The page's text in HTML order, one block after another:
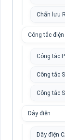
Chấn lưu
Công tắc điện
Công tắc
Công tắc
Công tắc
Dây điện
Dây điện